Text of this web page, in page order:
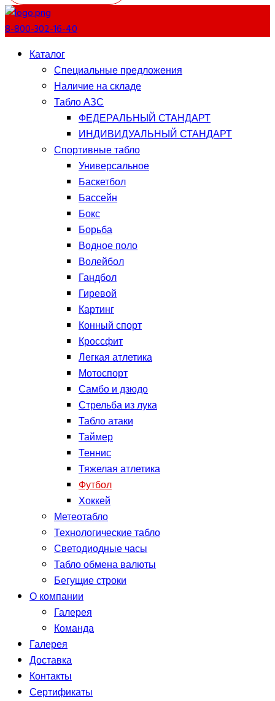
8-800-302-16-40
Каталог
Специальные предложения
Наличие на складе
Табло АЗС
ФЕДЕРАЛЬНЫЙ СТАНДАРТ
ИНДИВИДУАЛЬНЫЙ СТАНДАРТ
Спортивные табло
Универсальное
Баскетбол
Бассейн
Бокс
Борьба
Водное поло
Волейбол
Гандбол
Гиревой
Картинг
Конный спорт
Кроссфит
Легкая атлетика
Мотоспорт
Самбо и дзюдо
Стрельба из лука
Табло атаки
Таймер
Теннис
Тяжелая атлетика
Футбол
Хоккей
Метеотабло
Технологические табло
Светодиодные часы
Табло обмена валюты
Бегущие строки
О компании
Галерея
Команда
Галерея
Доставка
Контакты
Сертификаты